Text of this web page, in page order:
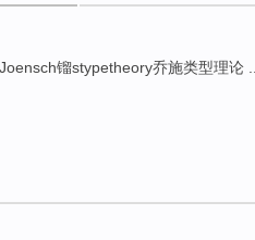
Joensch镏stypetheory乔施类型理论 ...